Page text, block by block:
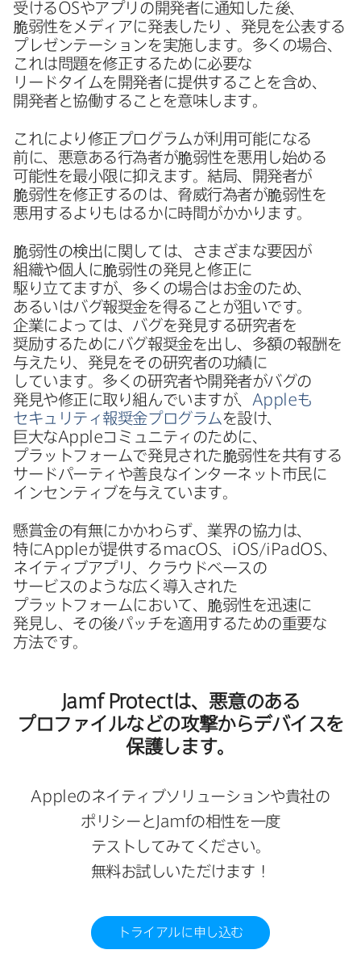
受けるOSや​アプリの​開発者に​通知した後、​
脆弱性を​メディアに​発表したり
、​発見を​公表する​
プレゼンテーションを​実施します。​多くの​場合、​
これは​問題を​修正する​ために​必要な​
リードタイムを​開発者に​提供する​ことを​含め、​
開発者と​協働する​ことを​意味します。
これに​より​修正プログラムが​利用​可能に​なる​
前に、​悪意ある​行為者が​脆弱性を​悪用し始める​
可能性を​最小限に​抑えます。​結局、​開発者が​
脆弱性を​修正するのは、​脅威行為者が​脆弱性を​
悪用するよりもはるかに​時間が​かかります。
脆弱性の​検出に​関しては、​さまざまな​要因が​
組織や​個人に​脆弱性の​発見と​修正に​
駆り立てますが、​多くの​場合は​お金の​ため、​
あるいは​バグ報奨金を​得る​ことが​狙いです。​
企業に​よっては、​バグを​発見する​研究者を​
奨励する​ために​バグ報奨金を​出し、​多額の​報酬を​
与えたり、​発見を​その​研究者の​功績に​
しています。​多くの​研究者や​開発者が​バグの​
発見や​修正に​取り​組んでいますが、 Appleも​
セキュリティ報奨金プログラム を​設け、​
巨大なAppleコミュニティの​ために、​
プラットフォームで​発見された​脆弱性を​共有する​
サードパーティや​善良な​インターネット市民に​
インセンティブを​与えています。
懸賞金の​有無に​かかわらず、​業界の​協力は、​
特にAppleが​提供する macOS iOS /iPadOS
ネイティブアプリ、​クラウドベースの​
サービスのような​広く​導入された​
プラットフォームに​おいて、​脆弱性を​迅速に​
発見し、​その​後パッチを​適用する​ための​重要な​
方法です。
Jamf Protectは、​悪意の​ある​
プロファイルなどの​攻撃から​デバイスを​
保護します。
Appleの​ネイティブソリューションや​貴社の​
ポリシーと Jamfの​相性を​一度​
テストしてみてください。​
無料お試しいただけます！
トライアルに​申し込む